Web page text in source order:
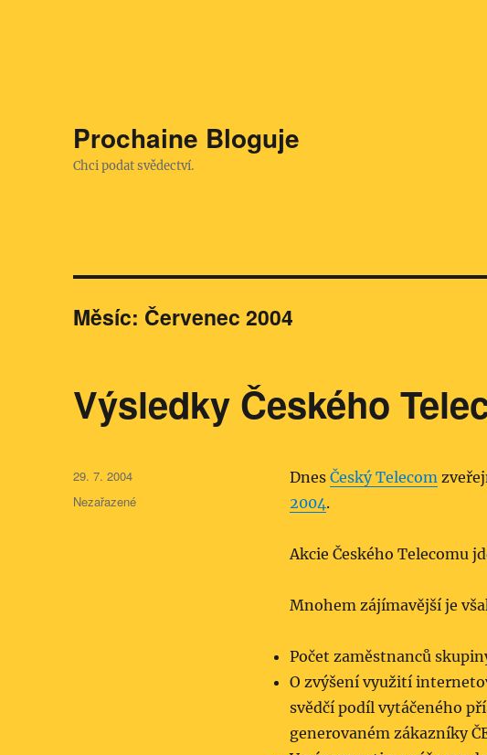
Prochaine Bloguje
Chci podat svědectví.
Měsíc: Červenec 2004
Výsledky Českého
Dnes Český Telecom
2004.
Akcie Českého Telecomu
Mnohem zájímavější je
Počet zaměstnanců
O zvýšení využití
svědčí podíl vytáčeného
generovaném zákazníky
Publikováno:
29. 7. 2004
Rubriky:
Nezařazené